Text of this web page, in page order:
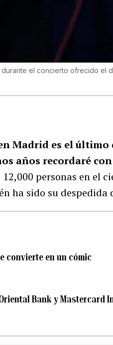
el concierto ofrecido el
Madrid es el
años recordaré
personas en el
ha sido su despedida
convierte en un cómic
Bank y Mastercard